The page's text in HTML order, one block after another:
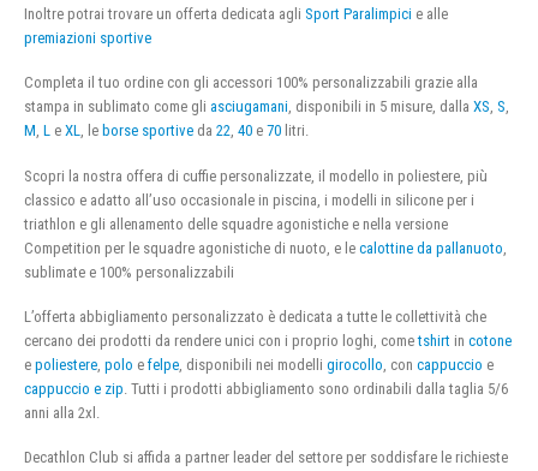
Inoltre potrai trovare un offerta dedicata agli Sport Paralimpici e alle
premiazioni sportive
Completa il tuo ordine con gli accessori 100% personalizzabili grazie alla
stampa in sublimato come gli asciugamani, disponibili in 5 misure, dalla XS, S,
M, L e XL, le borse sportive da 22, 40 e 70 litri.
Scopri la nostra offera di cuffie personalizzate, il modello in poliestere, più
classico e adatto all’uso occasionale in piscina, i modelli in silicone per i
triathlon e gli allenamento delle squadre agonistiche e nella versione
Competition per le squadre agonistiche di nuoto, e le calottine da pallanuoto
sublimate e 100% personalizzabili
L’offerta abbigliamento personalizzato è dedicata a tutte le collettività che
cercano dei prodotti da rendere unici con i proprio loghi, cometshirt in cotone
e poliestere polo e felpe , disponibili nei modelli girocollo , con cappuccio e
cappuccio e zip . Tutti i prodotti abbigliamento sono ordinabili dalla taglia 5/6
anni alla 2xl.
Decathlon Club si affida a partner leader del settore per soddisfare le richieste